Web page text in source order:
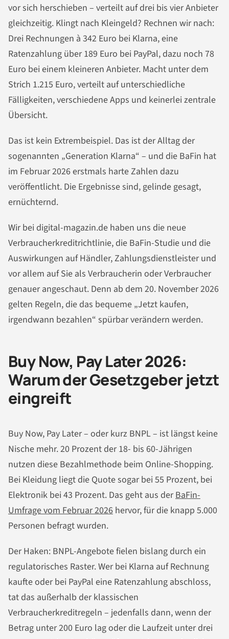
vor sich herschieben – verteilt auf drei bis vier Anbieter
gleichzeitig. Klingt nach Kleingeld? Rechnen wir nach:
Drei Rechnungen à 342 Euro bei Klarna, eine
Ratenzahlung über 189 Euro bei PayPal, dazu noch 78
Euro bei einem kleineren Anbieter. Macht unter dem
Strich 1.215 Euro, verteilt auf unterschiedliche
Fälligkeiten, verschiedene Apps und keinerlei zentrale
Übersicht.
Das ist kein Extrembeispiel. Das ist der Alltag der
sogenannten „Generation Klarna“ – und die BaFin hat
im Februar 2026 erstmals harte Zahlen dazu
veröffentlicht. Die Ergebnisse sind, gelinde gesagt,
ernüchternd.
Wir bei digital-magazin.de haben uns die neue
Verbraucherkreditrichtlinie, die BaFin-Studie und die
Auswirkungen auf Händler, Zahlungsdienstleister und
vor allem auf Sie als Verbraucherin oder Verbraucher
genauer angeschaut. Denn ab dem 20. November 2026
gelten Regeln, die das bequeme „Jetzt kaufen,
irgendwann bezahlen“ spürbar verändern werden.
Buy Now, Pay Later 2026:
Warum der Gesetzgeber jetzt
eingreift
Buy Now, Pay Later – oder kurz BNPL – ist längst keine
Nische mehr. 20 Prozent der 18- bis 60-Jährigen
nutzen diese Bezahlmethode beim Online-Shopping.
Bei Kleidung liegt die Quote sogar bei 55 Prozent, bei
Elektronik bei 43 Prozent. Das geht aus derBaFin-
Umfrage vom Februar 2026 hervor, für die knapp 5.000
Personen befragt wurden.
Der Haken: BNPL-Angebote fielen bislang durch ein
regulatorisches Raster. Wer bei Klarna auf Rechnung
kaufte oder bei PayPal eine Ratenzahlung abschloss,
tat das außerhalb der klassischen
Verbraucherkreditregeln – jedenfalls dann, wenn der
Betrag unter 200 Euro lag oder die Laufzeit unter drei